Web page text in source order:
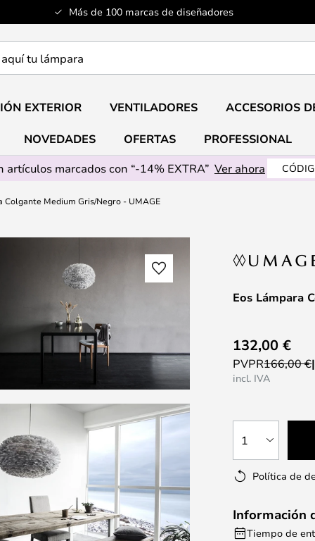
Más de 100 marcas de diseñadores
EXTERIOR VENTILADORES ACCESORIOS
NOVEDADES OFERTAS
PROFESSIONAL
artículos marcados con “-14% EXTRA” Ver ahora
Colgante Medium Gris/Negro - UMAGE
Eos Lámpara
132,00 €
PVPR166,00 €
incl. IVA
1
Política de
Información
Tiempo de